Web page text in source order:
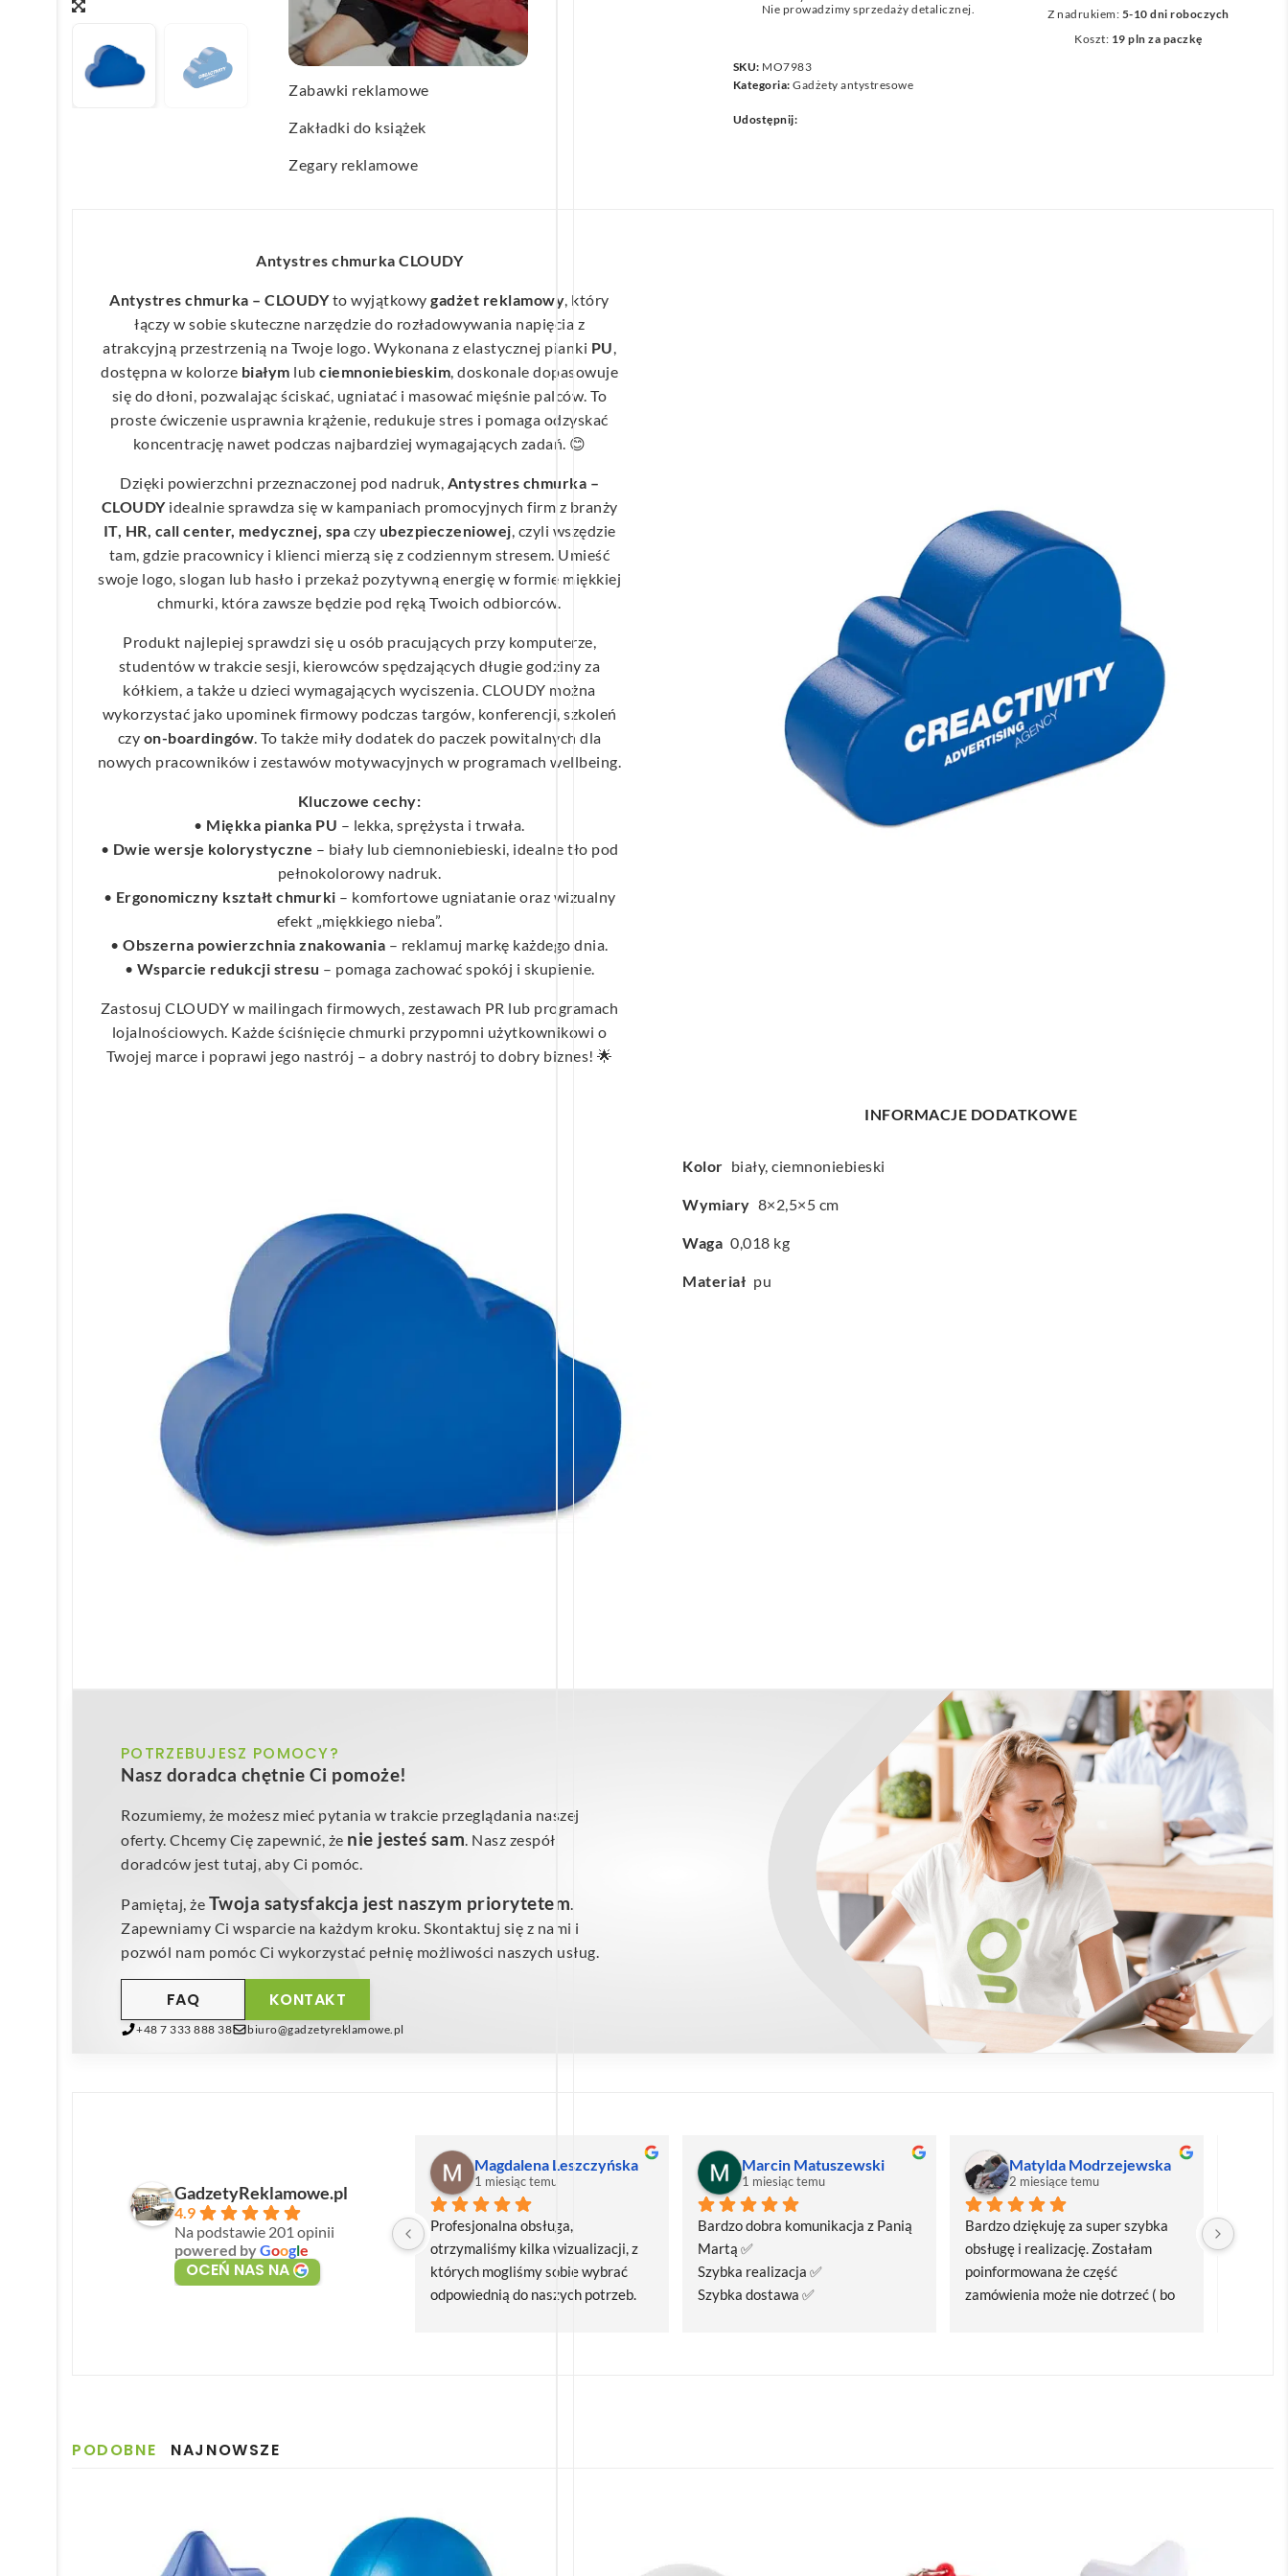
Wachlarze reklamowe
Wagi kuchenne
Zabawki reklamowe
Zakładki do książek
Zegary reklamowe
Nie prowadzimy sprzedaży detalicznej.
Z nadrukiem: 5-10 dni roboczych
Koszt: 19 pln za paczkę
SKU: MO7983
Kategoria:Gadżety antystresowe
Udostępnij:
Antystres chmurka CLOUDY
Antystres chmurka – CLOUDYto wyjątkowygadżet reklamowy, który
łączy w sobie skuteczne narzędzie do rozładowywania napięcia z
atrakcyjną przestrzenią na Twoje logo. Wykonana z elastycznej pianki PU,
dostępna w kolorze białym lub ciemnoniebieskim, doskonale dopasowuje
się do dłoni, pozwalając ściskać, ugniatać i masować mięśnie palców. To
proste ćwiczenie usprawnia krążenie, redukuje stres i pomaga odzyskać
koncentrację nawet podczas najbardziej wymagających zadań. 😊
Dzięki powierzchni przeznaczonej pod nadruk, Antystres chmurka –
CLOUDYidealnie sprawdza się w kampaniach promocyjnych firm z branży
IT, HR, call center, medycznej, spa czy ubezpieczeniowej, czyli wszędzie
tam, gdzie pracownicy i klienci mierzą się z codziennym stresem. Umieść
swoje logo, slogan lub hasło i przekaż pozytywną energię w formie miękkiej
chmurki, która zawsze będzie pod ręką Twoich odbiorców.
Produkt najlepiej sprawdzi się u osób pracujących przy komputerze,
studentów w trakcie sesji, kierowców spędzających długie godziny za
kółkiem, a także u dzieci wymagających wyciszenia. CLOUDY można
wykorzystać jako upominek firmowy podczas targów, konferencji, szkoleń
czy on-boardingów. To także miły dodatek do paczek powitalnych dla
nowych pracowników i zestawów motywacyjnych w programach wellbeing.
Kluczowe cechy:
• Miękka pianka PU – lekka, sprężysta i trwała.
• Dwie wersje kolorystyczne – biały lub ciemnoniebieski, idealne tło pod
pełnokolorowy nadruk.
• Ergonomiczny kształt chmurki – komfortowe ugniatanie oraz wizualny
efekt „miękkiego nieba”.
•Obszerna powierzchnia znakowania – reklamuj markę każdego dnia.
• Wsparcie redukcji stresu – pomaga zachować spokój i skupienie.
Zastosuj CLOUDY w mailingach firmowych, zestawach PR lub programach
lojalnościowych. Każde ściśnięcie chmurki przypomni użytkownikowi o
Twojej marce i poprawi jego nastrój – a dobry nastrój to dobry biznes! 🌟
INFORMACJE DODATKOWE
Kolor biały, ciemnoniebieski
Wymiary 8×2,5×5 cm
Waga 0,018 kg
Materiał pu
POTRZEBUJESZ POMOCY?
Nasz doradca chętnie Ci pomoże!
Rozumiemy, że możesz mieć pytania w trakcie przeglądania naszej
oferty. Chcemy Cię zapewnić, że nie jesteś sam. Nasz zespół
doradców jest tutaj, aby Ci pomóc.
Pamiętaj, że Twoja satysfakcja jest naszym priorytetem.
Zapewniamy Ci wsparcie na każdym kroku. Skontaktuj się z nami i
pozwól nam pomóc Ci wykorzystać pełnię możliwości naszych usług.
KONTAKT
FAQ
+48 7 333 888 38 biuro@gadzetyreklamowe.pl
GadzetyReklamowe.pl
4.9
Na podstawie 201 opinii
powered byGoogle
OCEŃ NAS NA
Magdalena Leszczyńska
1 miesiąc temu
Profesjonalna obsługa,
otrzymaliśmy kilka wizualizacji, z
których mogliśmy sobie wybrać
odpowiednią do naszych potrzeb.
Marcin Matuszewski
1 miesiąc temu
Bardzo dobra komunikacja z Panią
Martą ✅
Szybka realizacja ✅
Szybka dostawa ✅
Matylda Modrzejewska
2 miesiące temu
Bardzo dziękuję za super szybka
obsługę i realizację. Zostałam
poinformowana że część
zamówienia może nie dotrzeć ( bo
Bardzo
PODOBNE NAJNOWSZE